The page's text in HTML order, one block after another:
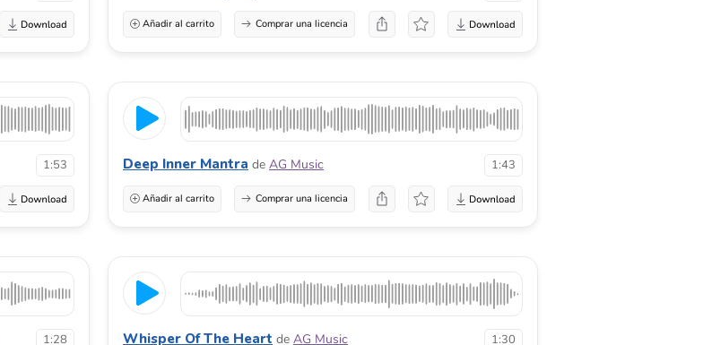
Añadir al carrito Comprar una licencia
1:53 Deep Inner Mantra de AG Music 1:43
Añadir al carrito Comprar una licencia
1:28 Whisper Of The Heart de AG Music 1:30